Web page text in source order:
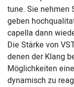
tune. Sie nehmen
geben
capella dann
Die Stärke von
denen der Klang
Möglichkeiten
dynamisch zu